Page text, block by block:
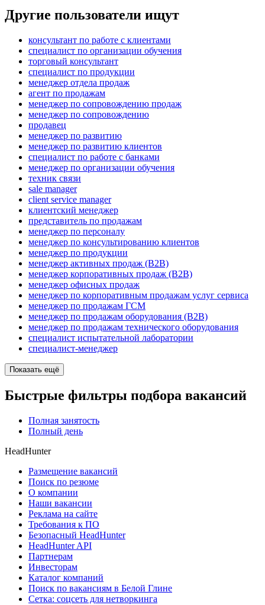
Другие пользователи ищут
консультант по работе с клиентами
специалист по организации обучения
торговый консультант
специалист по продукции
менеджер отдела продаж
агент по продажам
менеджер по сопровождению продаж
менеджер по сопровождению
продавец
менеджер по развитию
менеджер по развитию клиентов
специалист по работе с банками
менеджер по организации обучения
техник связи
sale manager
client service manager
клиентский менеджер
представитель по продажам
менеджер по персоналу
менеджер по консультированию клиентов
менеджер по продукции
менеджер активных продаж (B2B)
менеджер корпоративных продаж (B2B)
менеджер офисных продаж
менеджер по корпоративным продажам услуг сервиса
менеджер по продажам ГСМ
менеджер по продажам оборудования (B2B)
менеджер по продажам технического оборудования
специалист испытательной лаборатории
специалист-менеджер
Показать ещё
Быстрые фильтры подбора вакансий
Полная занятость
Полный день
HeadHunter
Размещение вакансий
Поиск по резюме
О компании
Наши вакансии
Реклама на сайте
Требования к ПО
Безопасный HeadHunter
HeadHunter API
Партнерам
Инвесторам
Каталог компаний
Поиск по вакансиям в Белой Глине
Сетка: соцсеть для нетворкинга